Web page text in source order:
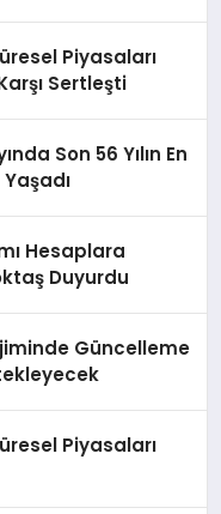
Piyasaları
Sertleşti
Son 56 Yılın En
Yaşadı
Hesaplara
Duyurdu
Güncelleme
Piyasaları